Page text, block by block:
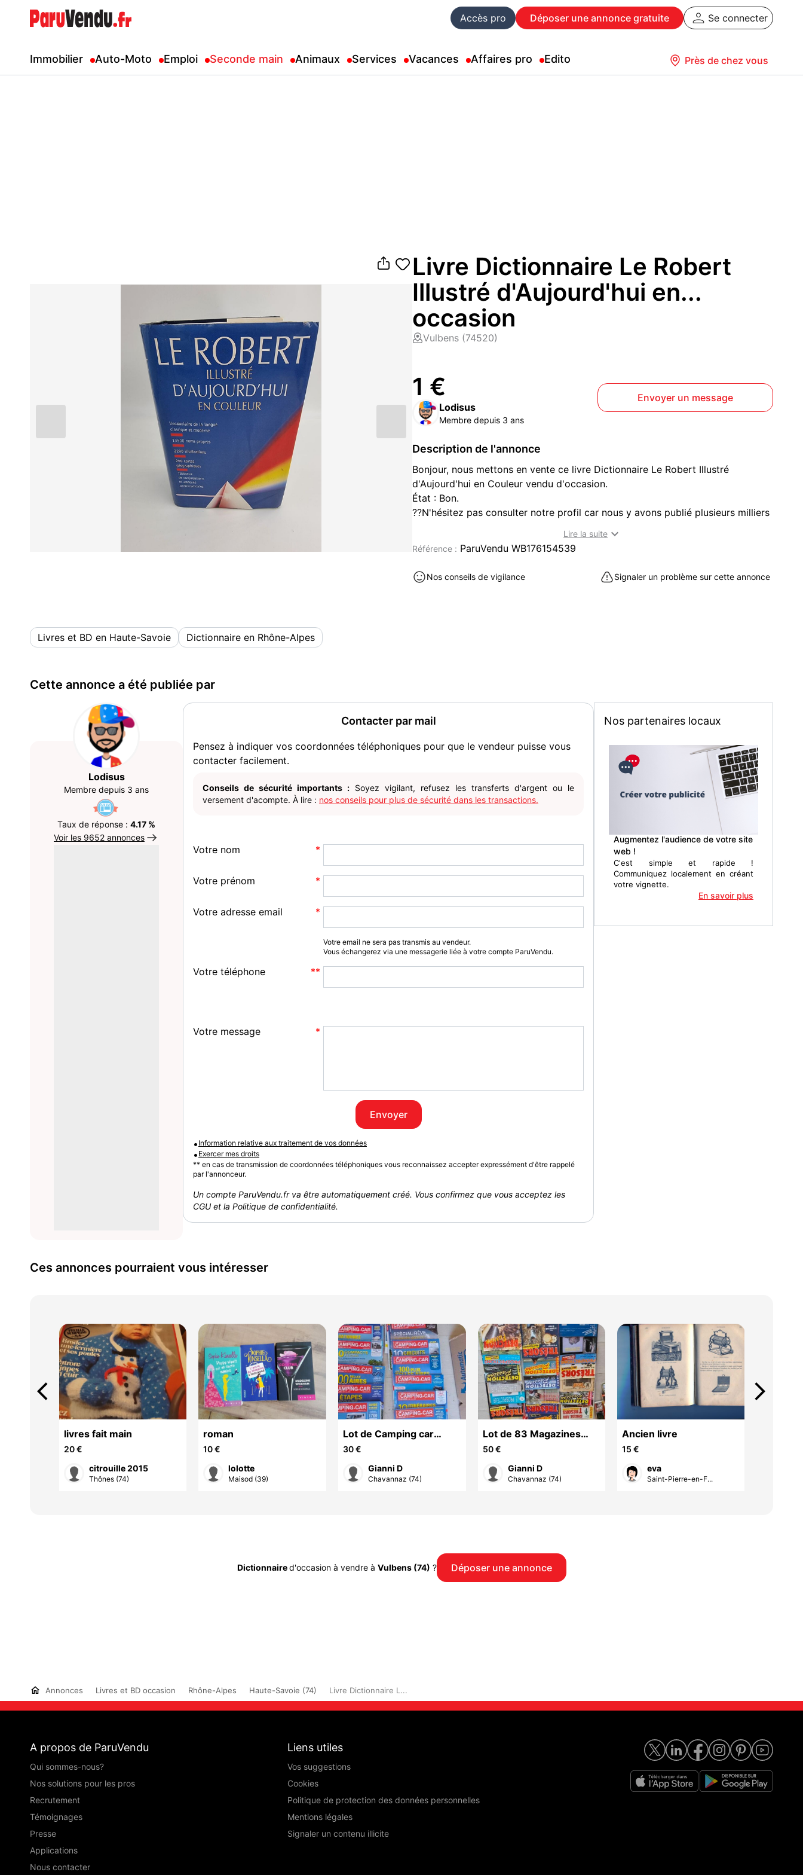
Accès pro Déposer une annonce gratuite Se connecter
Immobilier Auto-Moto Emploi Seconde main Animaux Services Vacances Affaires pro Edito Près de chez vous
Livre Dictionnaire Le Robert
Illustré d'Aujourd'hui en...
occasion
Vulbens (74520)
1 €
Lodisus
Membre depuis 3 ans
Envoyer un message
Description de l'annonce
Bonjour, nous mettons en vente ce livre Dictionnaire Le Robert Illustré
d'Aujourd'hui en Couleur vendu d'occasion.
État : Bon.
??N'hésitez pas consulter notre profil car nous y avons publié plusieurs milliers
vidéo/Figurines/Films/Musique/Livres/Objets dérivés/Jouets/autres).
Étant donné que Paru Vendu est un site voie de disparition et que aucune
application avec notifications n'est disponible, nous vous conseillons de nous
rejoindre et de nous contacter sur la plateforme Ebay sur notre profil "Lodisus".
Lire la suite 
Référence : ParuVendu WB176154539
Nos conseils de vigilance Signaler un problème sur cette annonce
Livres et BD en Haute-Savoie Dictionnaire en Rhône-Alpes
Cette annonce a été publiée par
Lodisus
Membre depuis 3 ans
Taux de réponse : 4.17 %
Voir les 9652 annonces
Contacter par mail
Pensez à indiquer vos coordonnées téléphoniques pour que le vendeur puisse vous
contacter facilement.
Conseils de sécurité importants : Soyez vigilant, refusez les transferts d'argent ou le
versement d'acompte. À lire : nos conseils pour plus de sécurité dans les transactions.
Votre nom
Votre prénom
Votre adresse email
Votre email ne sera pas transmis au vendeur.
Vous échangerez via une messagerie liée à votre compte ParuVendu.
Votre téléphone
Votre message
Envoyer
• Information relative aux traitement de vos données
• Exercer mes droits
** en cas de transmission de coordonnées téléphoniques vous reconnaissez accepter expressément d'être rappelé
par l'annonceur.
Un compte ParuVendu.fr va être automatiquement créé. Vous confirmez que vous acceptez les
CGU et la Politique de confidentialité.
Nos partenaires locaux
Augmentez l'audience de votre site
web !
C'est simple et rapide !
Communiquez localement en créant
votre vignette.
En savoir plus
Ces annonces pourraient vous intéresser
livres fait main
20 €
citrouille 2015
Thônes (74)
roman
10 €
lolotte
Maisod (39)
Lot de Camping car
Magazines
30 €
Gianni D
Chavannaz (74)
Lot de 83 Magazines
Prospection Détecteur
50 €
Gianni D
Chavannaz (74)
Ancien livre
15 €
eva
Saint-Pierre-en-F...
arrow_back_ios arrow_forward_ios
Dictionnaired'occasion à vendre à Vulbens (74) ? Déposer une annonce
Annonces Livres et BD occasion Rhône-Alpes Haute-Savoie (74) Livre Dictionnaire L...
A propos de ParuVendu
Qui sommes-nous?
Nos solutions pour les pros
Recrutement
Témoignages
Presse
Applications
Nous contacter
Liens utiles
Vos suggestions
Cookies
Politique de protection des données personnelles
Mentions légales
Signaler un contenu illicite